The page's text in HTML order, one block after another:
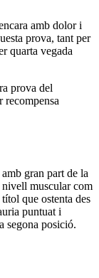
amb dolor i
prova, tant per
quarta vegada
prova del
gran part de la
muscular com
que ostenta des
puntuat i
segona posició.